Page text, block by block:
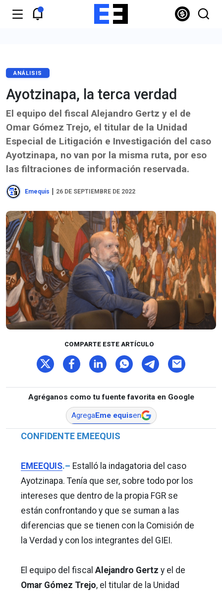
ANÁLISIS
Ayotzinapa, la terca verdad
El equipo del fiscal Alejandro Gertz y el de
Omar Gómez Trejo, el titular de la Unidad
Especial de Litigación e Investigación del caso
Ayotzinapa, no van por la misma ruta, por eso
las filtraciones de información reservada.
Emequis | 26 DE SEPTIEMBRE DE 2022
COMPARTE ESTE ARTÍCULO
Agréganos como tu fuente favorita en Google
AgregaEme equisen
CONFIDENTE EMEEQUIS
EMEEQUIS.– Estalló la indagatoria del caso
Ayotzinapa. Tenía que ser, sobre todo por los
intereses que dentro de la propia FGR se
están confrontando y que se suman a las
diferencias que se tienen con la Comisión de
la Verdad y con los integrantes del GIEI.
El equipo del fiscal Alejandro Gertz y el de
Omar Gómez Trejo, el titular de la Unidad